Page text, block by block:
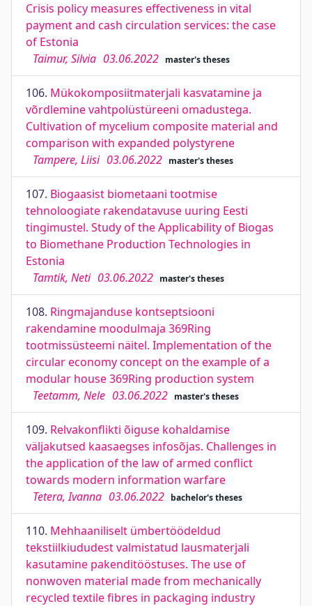
Crisis policy measures effectiveness in vital
payment and cash circulation services: the case
of Estonia
Taimur, Silvia 03.06.2022 master's theses
106. Mükokomposiitmaterjali kasvatamine ja
võrdlemine vahtpolüstüreeni omadustega.
Cultivation of mycelium composite material and
comparison with expanded polystyrene
Tampere, Liisi 03.06.2022 master's theses
107. Biogaasist biometaani tootmise
tehnoloogiate rakendatavuse uuring Eesti
tingimustel. Study of the Applicability of Biogas
to Biomethane Production Technologies in
Estonia
Tamtik, Neti 03.06.2022 master's theses
108. Ringmajanduse kontseptsiooni
rakendamine moodulmaja 369Ring
tootmissüsteemi näitel. Implementation of the
circular economy concept on the example of a
modular house 369Ring production system
Teetamm, Nele 03.06.2022 master's theses
109. Relvakonflikti õiguse kohaldamise
väljakutsed kaasaegses infosõjas. Challenges in
the application of the law of armed conflict
towards modern information warfare
Tetera, Ivanna 03.06.2022 bachelor's theses
110. Mehhaaniliselt ümbertöödeldud
tekstiilkiududest valmistatud lausmaterjali
kasutamine pakenditööstuses. The use of
nonwoven material made from mechanically
recycled textile fibres in packaging industry